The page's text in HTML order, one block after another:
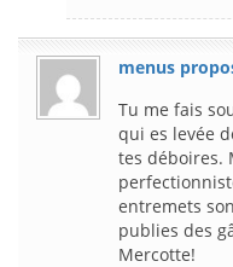
menus
Tu me fais
qui es levée
tes déboires.
entremets
publies des
Mercotte!